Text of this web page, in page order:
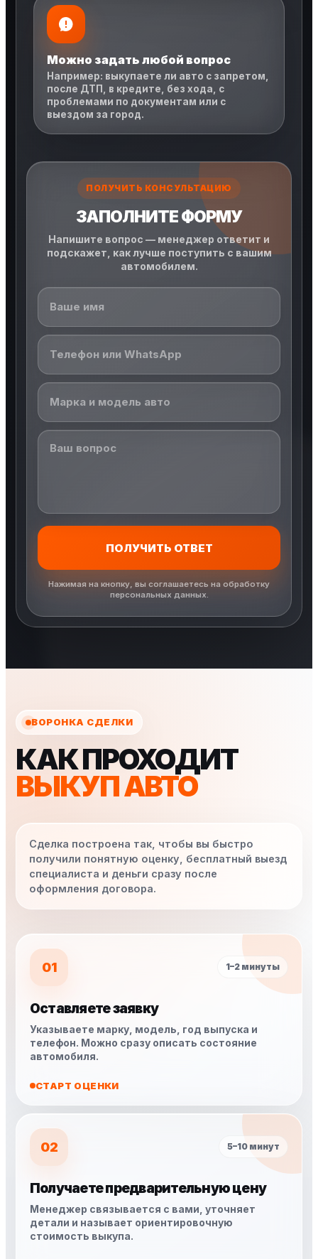
Можно задать любой вопрос
Например: выкупаете ли авто с запретом,
после ДТП, в кредите, без хода, с
проблемами по документам или с
выездом за город.
ПОЛУЧИТЬ КОНСУЛЬТАЦИЮ
ЗАПОЛНИТЕ ФОРМУ
Напишите вопрос — менеджер ответит и
подскажет, как лучше поступить с вашим
автомобилем.
ПОЛУЧИТЬ ОТВЕТ
Нажимая на кнопку, вы соглашаетесь на обработку
персональных данных.
ВОРОНКА СДЕЛКИ
КАК ПРОХОДИТ
ВЫКУП АВТО
Сделка построена так, чтобы вы быстро
получили понятную оценку, бесплатный выезд
специалиста и деньги сразу после
оформления договора.
01 1–2 минуты
Оставляете заявку
Указываете марку, модель, год выпуска и
телефон. Можно сразу описать состояние
автомобиля.
СТАРТ ОЦЕНКИ
02 5–10 минут
Получаете предварительную цену
Менеджер связывается с вами, уточняет
детали и называет ориентировочную
стоимость выкупа.